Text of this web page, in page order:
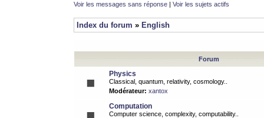
Voir les messages sans réponse | Voir les sujets actifs
Index du forum » English
Forum
Physics
Classical, quantum, relativity, cosmology..
Modérateur: xantox
Computation
Computer science, complexity, computability..